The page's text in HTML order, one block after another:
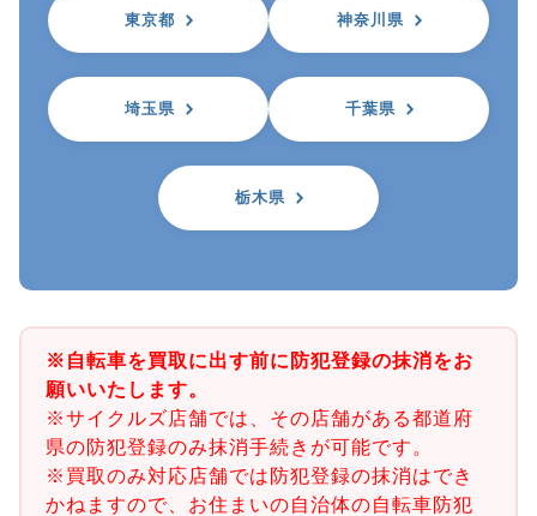
東京都 神奈川県
埼玉県 千葉県
栃木県
※自転車を買取に出す前に防犯登録の抹消をお
願いいたします。
※サイクルズ店舗では、その店舗がある都道府
県の防犯登録のみ抹消手続きが可能です。
※買取のみ対応店舗では防犯登録の抹消はでき
かねますので、お住まいの自治体の自転車防犯